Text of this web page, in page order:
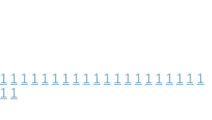
1 1 1 1 1 1 1 1 1 1 1 1 1 1 1 1 1 1 1 1
1 1